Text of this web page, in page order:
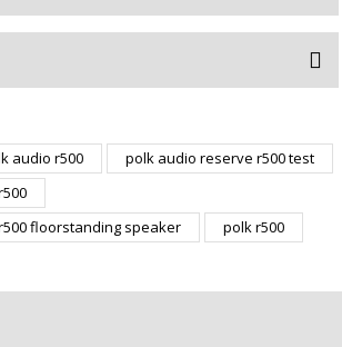
audio r500
polk audio reserve r500 test
floorstanding speaker
polk r500